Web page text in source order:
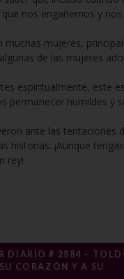
nos engañemos y
muchas mujeres,
de las mujeres
espiritualmente, este
permanecer humildes y
ante las
historias. ¡Aunque
rey!
DIARIO # 2884 –
CORAZÓN Y A SU